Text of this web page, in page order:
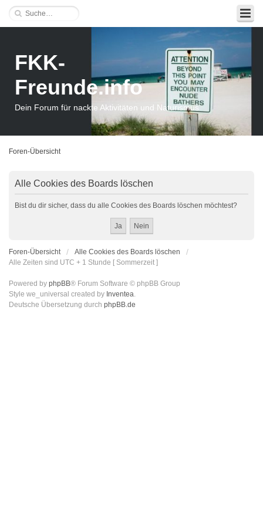
FKK-
Freunde.info
Dein Forum für nackte Aktivitäten und Naturismus
Foren-Übersicht
Alle Cookies des Boards löschen
Bist du dir sicher, dass du alle Cookies des Boards löschen möchtest?
Foren-Übersicht
Alle Cookies des Boards löschen
Alle Zeiten sind UTC + 1 Stunde [ Sommerzeit ]
Powered by phpBB® Forum Software © phpBB Group
Style we_universal created by Inventea.
Deutsche Übersetzung durch phpBB.de